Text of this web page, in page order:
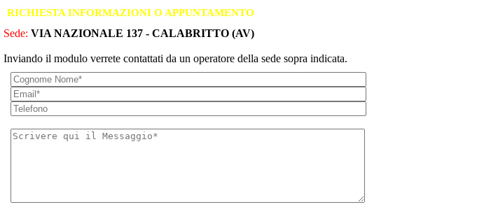
RICHIESTA INFORMAZIONI O APPUNTAMENTO
Sede: VIA NAZIONALE 137 - CALABRITTO (AV)
Inviando il modulo verrete contattati da un operatore della sede sopra indicata.